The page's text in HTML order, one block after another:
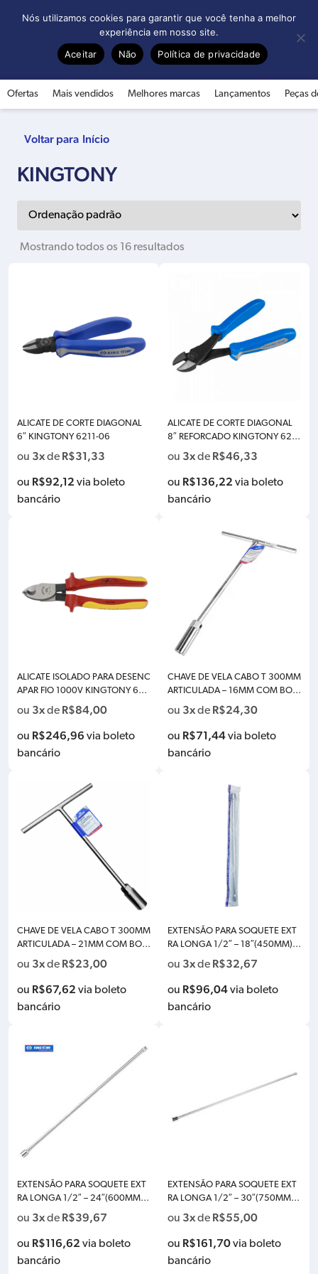
Ofertas Mais vendidos Melhores marcas Lançamentos Peças
Início
KINGTONY
Mostrando todos os 16 resultados
ALICATE DE CORTE DIAGONAL
6″ KINGTONY 6211-06
ou 3xde R$31,33
ou R$92,12 via boleto
bancário
ALICATE DE CORTE DIAGONAL
8″ REFORCADO KINGTONY 623
2-08
ou 3xde R$46,33
ou R$136,22 via boleto
bancário
ALICATE ISOLADO PARA DESENC
APAR FIO 1000V KINGTONY 614
6-08A
ou 3xde R$84,00
ou R$246,96 via boleto
bancário
CHAVE DE VELA CABO T 300MM
ARTICULADA – 16MM COM BOR
RACHA KINGTONY 15631612
ou 3xde R$24,30
ou R$71,44via boleto
bancário
CHAVE DE VELA CABO T 300MM
ARTICULADA – 21MM COM BOR
RACHA KINGTONY 15632112
ou 3xde R$23,00
ou R$67,62 via boleto
bancário
EXTENSÃO PARA SOQUETE EXT
RA LONGA 1/2″ – 18″(450MM) K
INGTONY 4221-18
ou 3xde R$32,67
ou R$96,04via boleto
bancário
EXTENSÃO PARA SOQUETE EXT
RA LONGA 1/2″ – 24″(600MM)
KINGTONY 4221-24
ou 3xde R$39,67
ou R$116,62 via boleto
bancário
EXTENSÃO PARA SOQUETE EXT
RA LONGA 1/2″ – 30″(750MM)
KINGTONY 4221-30
ou 3xde R$55,00
ou R$161,70via boleto
bancário
Nós utilizamos cookies para garantir que você tenha a melhor
experiência em nosso site.
Aceitar
Não Política de privacidade